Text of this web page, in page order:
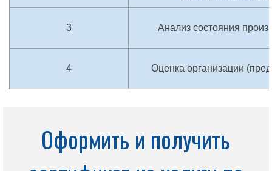
3 Анализ состояния
4 Оценка организации
Оформить и получить